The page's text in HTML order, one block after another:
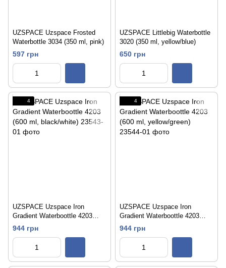
UZSPACE Uzspace Frosted
Waterbottle 3034 (350 ml, pink)
597 грн
UZSPACE Littlebig Waterbottle
3020 (350 ml, yellow/blue)
650 грн
4
UZSPACE Uzspace Iron
Gradient Waterboottle 4203
(600 ml, black/white)
944 грн
4
UZSPACE Uzspace Iron
Gradient Waterboottle 4203
(600 ml, yellow/green)
944 грн